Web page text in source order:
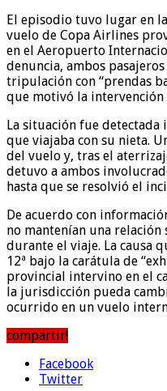
El episodio tuvo lugar en
vuelo de Copa Airlines
en el Aeropuerto
denuncia, ambos
tripulación con “prendas
que motivó la intervención
La situación fue
que viajaba con su nieta.
del vuelo y, tras el
detuvo a ambos
hasta que se resolvió el
De acuerdo con
no mantenían una relación
durante el viaje. La causa
12ª bajo la carátula de
provincial intervino en el
la jurisdicción pueda
ocurrido en un vuelo
compartir!
Facebook
Twitter